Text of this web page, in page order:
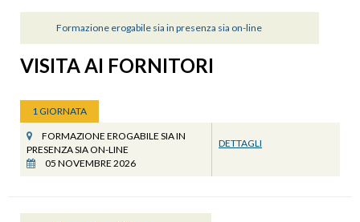
Formazione erogabile sia in presenza sia on-line
VISITA AI FORNITORI
1 GIORNATA
FORMAZIONE EROGABILE SIA IN
PRESENZA SIA ON-LINE
05 NOVEMBRE 2026
DETTAGLI